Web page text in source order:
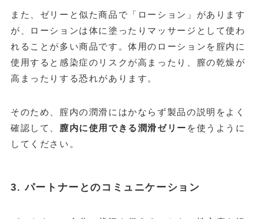
また、ゼリーと似た商品で「ローション」があります
が、ローションは体に塗ったりマッサージとして使わ
れることが多い商品です。体用のローションを腟内に
使用すると感染症のリスクが高まったり、膣の乾燥が
高まったりする恐れがあります。
そのため、腟内の潤滑にはかならず製品の説明をよく
確認して、 膣内に使用できる潤滑ゼリー を使うように
してください。
3. パートナーとのコミュニケーション